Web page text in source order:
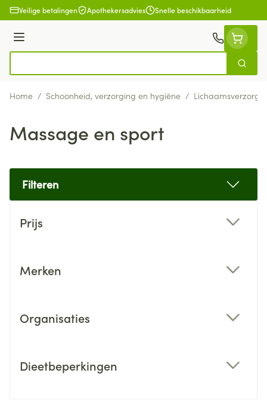
Ga naar de inhoud
Veilige betalingen Apothekersadvies Snelle beschikbaarheid
Menu
Zoek
Home / Schoonheid, verzorging en hygiëne /
Massage en sport
Filteren
Prijs
Merken
Organisaties
Dieetbeperkingen